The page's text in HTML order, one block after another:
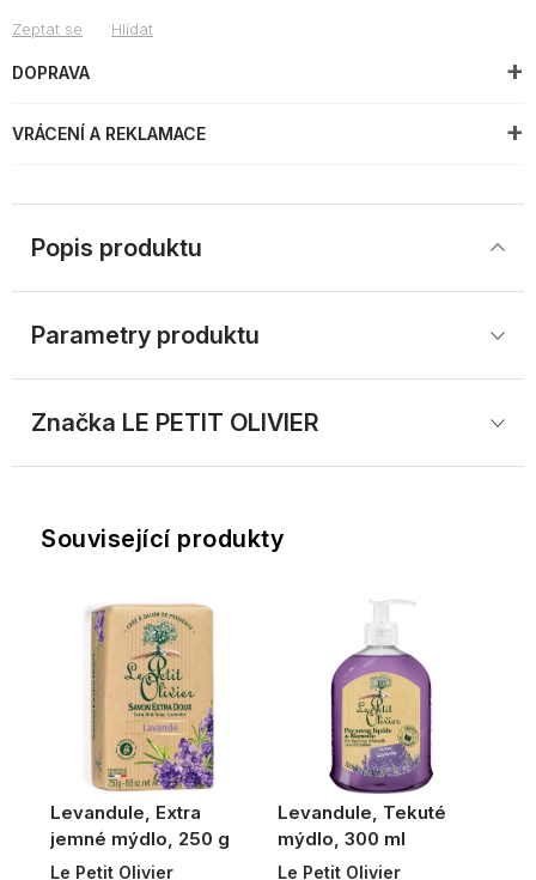
Zeptat se Hlídat
DOPRAVA
VRÁCENÍ A REKLAMACE
Popis produktu
Parametry produktu
Značka LE PETIT OLIVIER
Související produkty
Levandule, Extra
jemné mýdlo, 250 g
Le Petit Olivier
Levandule, Tekuté
mýdlo, 300 ml
Le Petit Olivier